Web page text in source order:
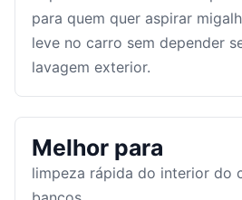
para quem quer aspirar
leve no carro sem depender
lavagem exterior.
Melhor para
limpeza rápida do interior do